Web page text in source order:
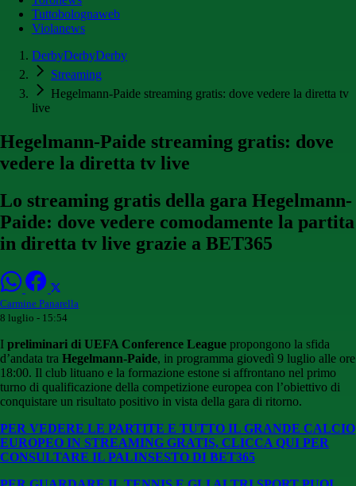
Tuttobolognaweb
Violanews
DerbyDerbyDerby
Streaming
Hegelmann-Paide streaming gratis: dove vedere la diretta tv
live
Hegelmann-Paide streaming gratis: dove
vedere la diretta tv live
Lo streaming gratis della gara Hegelmann-
Paide: dove vedere comodamente la partita
in diretta tv live grazie a BET365
Carmine Panarella
8 luglio - 15:54
I preliminari di UEFA Conference League propongono la sfida
d’andata tra Hegelmann-Paide, in programma giovedì 9 luglio alle ore
18:00. Il club lituano e la formazione estone si affrontano nel primo
turno di qualificazione della competizione europea con l’obiettivo di
conquistare un risultato positivo in vista della gara di ritorno.
PER VEDERE LE PARTITE E TUTTO IL GRANDE CALCIO
EUROPEO IN STREAMING GRATIS, CLICCA QUI PER
CONSULTARE IL PALINSESTO DI BET365